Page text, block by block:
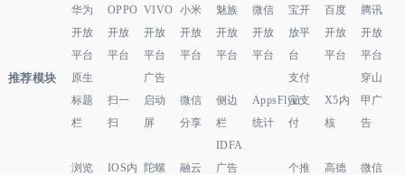
华为
开放
平台
OPPO
开放
平台
VIVO
开放
平台
小米
开放
平台
魅族
开放
平台
微信
开放
平台
宝开
放平
台
百度
开放
平台
腾讯
开放
平台
推荐模块
原生
标题
栏
扫一
扫
广告
启动
屏
微信
分享
侧边
栏
AppsFlyer
统计
支付
宝支
付
X5内
核
穿山
甲广
告
浏览
IOS内
陀螺
融云
IDFA
广告
个推
高德
微信